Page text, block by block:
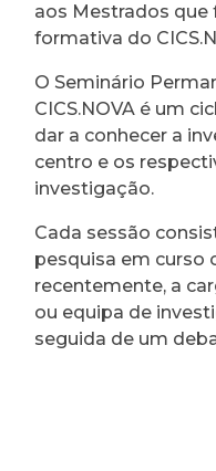
aos Mestrados
formativa do
O Seminário
CICS.NOVA é um
dar a conhecer a
centro e os
investigação.
Cada sessão
pesquisa em curso
recentemente, a
ou equipa de
seguida de um